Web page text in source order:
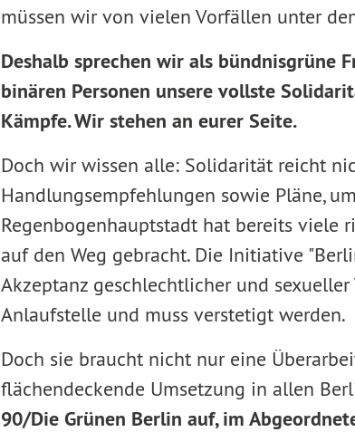
müssen wir von vielen Vorfällen unter
Deshalb sprechen wir als bündnisgrüne
binären Personen unsere vollste
Kämpfe. Wir stehen an eurer Seite.
Doch wir wissen alle: Solidarität reicht
Handlungsempfehlungen sowie Pläne,
Regenbogenhauptstadt hat bereits viele
auf den Weg gebracht. Die Initiative
Akzeptanz geschlechtlicher und
Anlaufstelle und muss verstetigt werden.
Doch sie braucht nicht nur eine
flächendeckende Umsetzung in allen
90/Die Grünen Berlin auf, im